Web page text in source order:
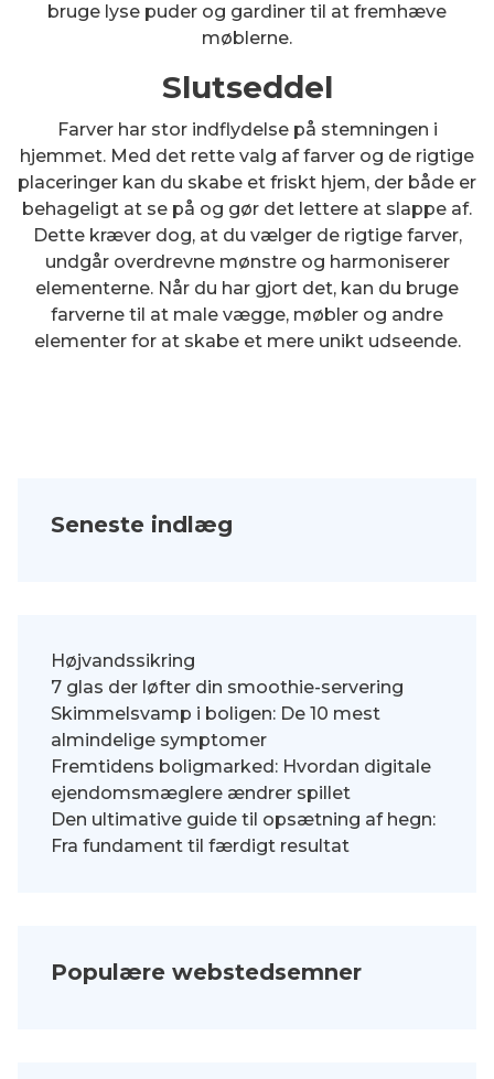
bruge lyse puder og gardiner til at fremhæve
møblerne.
Slutseddel
Farver har stor indflydelse på stemningen i
hjemmet. Med det rette valg af farver og de rigtige
placeringer kan du skabe et friskt hjem, der både er
behageligt at se på og gør det lettere at slappe af.
Dette kræver dog, at du vælger de rigtige farver,
undgår overdrevne mønstre og harmoniserer
elementerne. Når du har gjort det, kan du bruge
farverne til at male vægge, møbler og andre
elementer for at skabe et mere unikt udseende.
Seneste indlæg
Højvandssikring
7 glas der løfter din smoothie-servering
Skimmelsvamp i boligen: De 10 mest
almindelige symptomer
Fremtidens boligmarked: Hvordan digitale
ejendomsmæglere ændrer spillet
Den ultimative guide til opsætning af hegn:
Fra fundament til færdigt resultat
Populære webstedsemner